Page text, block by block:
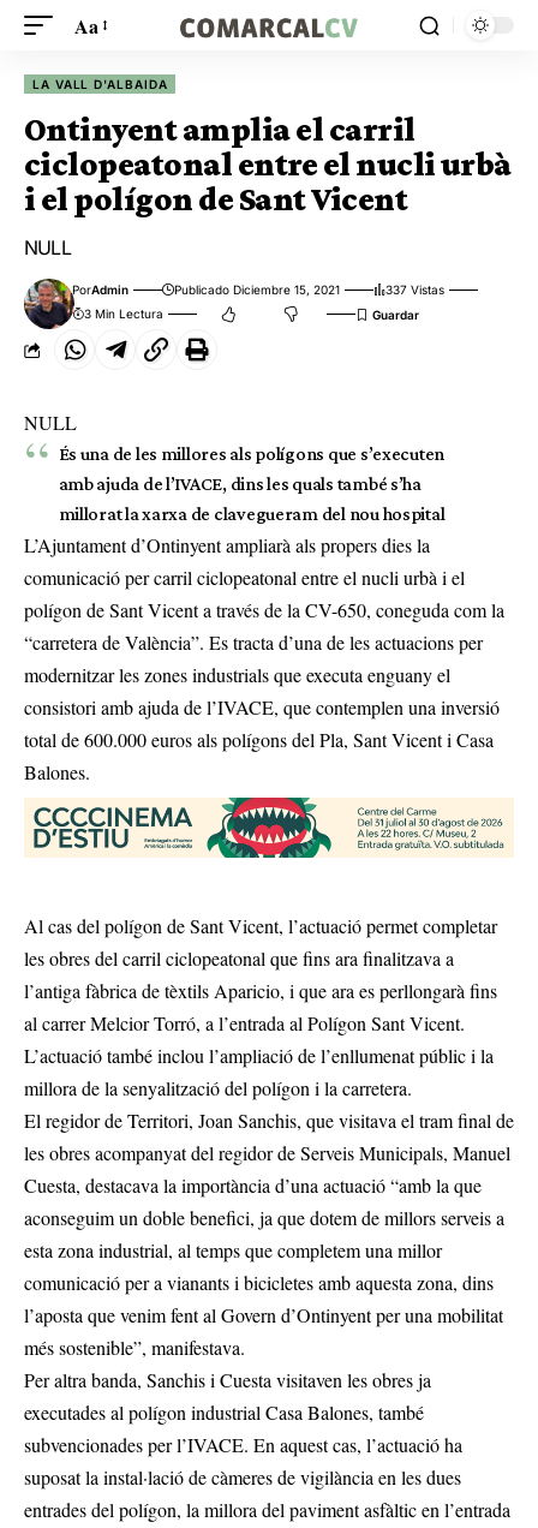
Aa
LA VALL D'ALBAIDA
Ontinyent amplia el carril
ciclopeatonal entre el nucli urbà
i el polígon de Sant Vicent
NULL
PorAdmin Publicado Diciembre 15, 2021
337 Vistas
3 Min Lectura
NULL
És una de les millores als polígons que s’executen
amb ajuda de l’IVACE, dins les quals també s’ha
millorat la xarxa de clavegueram del nou hospital
L’Ajuntament d’Ontinyent ampliarà als propers dies la
comunicació per carril ciclopeatonal entre el nucli urbà i el
polígon de Sant Vicent a través de la CV-650, coneguda com la
“carretera de València”. Es tracta d’una de les actuacions per
modernitzar les zones industrials que executa enguany el
consistori amb ajuda de l’IVACE, que contemplen una inversió
total de 600.000 euros als polígons del Pla, Sant Vicent i Casa
Balones.
Al cas del polígon de Sant Vicent, l’actuació permet completar
les obres del carril ciclopeatonal que fins ara finalitzava a
l’antiga fàbrica de tèxtils Aparicio, i que ara es perllongarà fins
al carrer Melcior Torró, a l’entrada al Polígon Sant Vicent.
L’actuació també inclou l’ampliació de l’enllumenat públic i la
millora de la senyalització del polígon i la carretera.
El regidor de Territori, Joan Sanchis, que visitava el tram final de
les obres acompanyat del regidor de Serveis Municipals, Manuel
Cuesta, destacava la importància d’una actuació “amb la que
aconseguim un doble benefici, ja que dotem de millors serveis a
esta zona industrial, al temps que completem una millor
comunicació per a vianants i bicicletes amb aquesta zona, dins
l’aposta que venim fent al Govern d’Ontinyent per una mobilitat
més sostenible”, manifestava.
Per altra banda, Sanchis i Cuesta visitaven les obres ja
executades al polígon industrial Casa Balones, també
subvencionades per l’IVACE. En aquest cas, l’actuació ha
suposat la instal·lació de càmeres de vigilància en les dues
entrades del polígon, la millora del paviment asfàltic en l’entrada